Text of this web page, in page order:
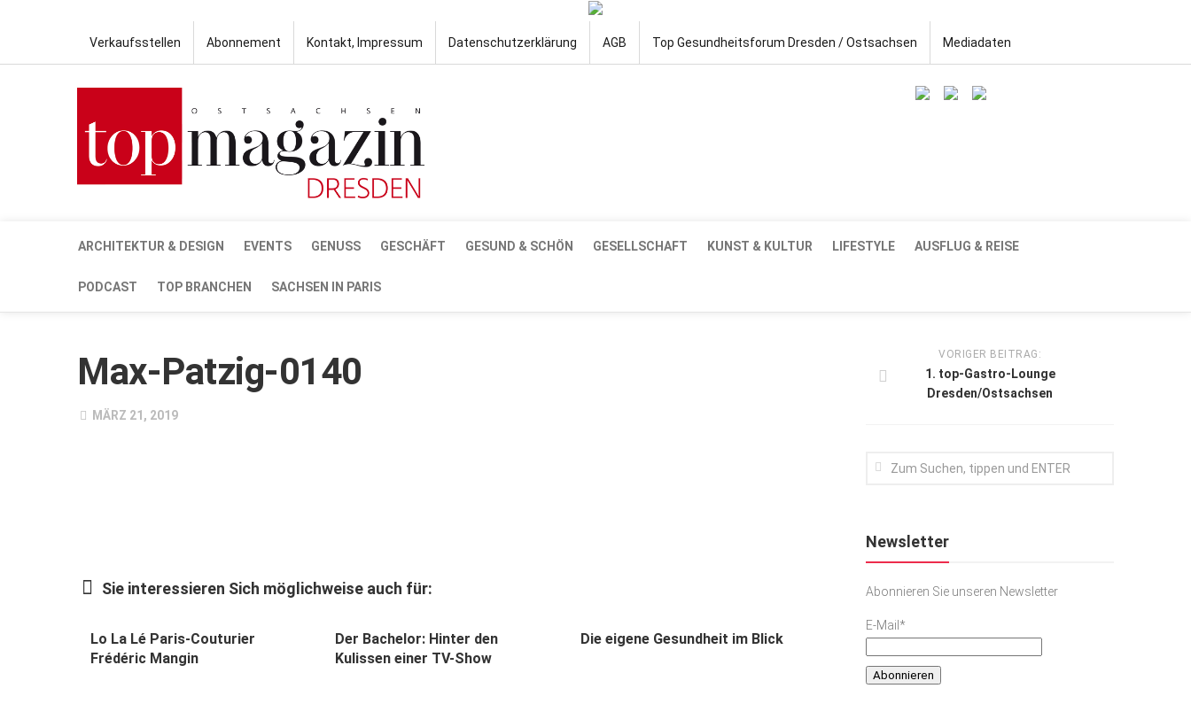
Verkaufsstellen Abonnement Kontakt, Impressum Datenschutzerklärung AGB Top Gesundheitsforum Dresden / Ostsachsen Mediadaten
ARCHITEKTUR & DESIGN EVENTS GENUSS GESCHÄFT GESUND & SCHÖN GESELLSCHAFT KUNST & KULTUR LIFESTYLE AUSFLUG & REISE
PODCAST TOP BRANCHEN SACHSEN IN PARIS
Max-Patzig-0140
MÄRZ 21, 2019
Sie interessieren Sich möglichweise auch für:
Lo La Lé Paris-Couturier
Frédéric Mangin
Der Bachelor: Hinter den
Kulissen einer TV-Show
Die eigene Gesundheit im Blick
VORIGER BEITRAG:
1. top-Gastro-Lounge
Dresden/Ostsachsen
Newsletter
Abonnieren Sie unseren Newsletter
E-Mail*